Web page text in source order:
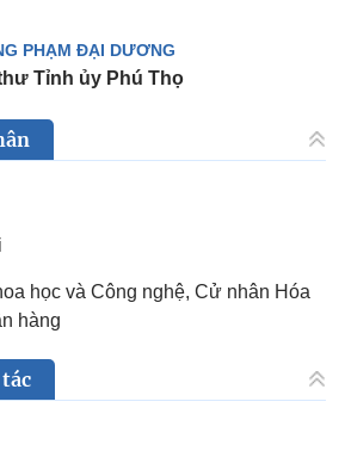
PHẠM ĐẠI DƯƠNG
Tỉnh ủy Phú Thọ
học và Công nghệ, Cử nhân Hóa
hàng